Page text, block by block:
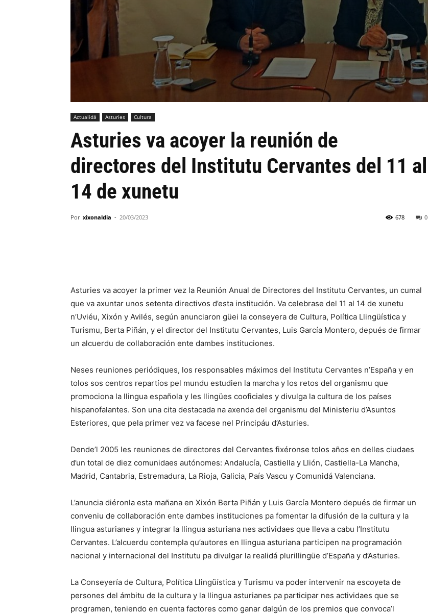
Actualidá Asturies Cultura
Asturies va acoyer la reunión de
directores del Institutu Cervantes del 11 al
14 de xunetu
Por xixonaldia - 20/03/2023 0
678
Asturies va acoyer la primer vez la Reunión Anual de Directores del Institutu Cervantes, un cumal
que va axuntar unos setenta directivos d’esta institución. Va celebrase del 11 al 14 de xunetu
n’Uviéu, Xixón y Avilés, según anunciaron güei la conseyera de Cultura, Política Llingüística y
Turismu, Berta Piñán, y el director del Institutu Cervantes, Luis García Montero, depués de firmar
un alcuerdu de collaboración ente dambes instituciones.
Neses reuniones periódiques, los responsables máximos del Institutu Cervantes n’España y en
tolos sos centros repartíos pel mundu estudien la marcha y los retos del organismu que
promociona la llingua española y les llingües cooficiales y divulga la cultura de los países
hispanofalantes. Son una cita destacada na axenda del organismu del Ministeriu d’Asuntos
Esteriores, que pela primer vez va facese nel Principáu d’Asturies.
Dende’l 2005 les reuniones de directores del Cervantes fixéronse tolos años en delles ciudaes
d’un total de diez comunidaes autónomes: Andalucía, Castiella y Llión, Castiella-La Mancha,
Madrid, Cantabria, Estremadura, La Rioja, Galicia, País Vascu y Comunidá Valenciana.
L’anuncia diéronla esta mañana en Xixón Berta Piñán y Luis García Montero depués de firmar un
conveniu de collaboración ente dambes instituciones pa fomentar la difusión de la cultura y la
llingua asturianes y integrar la llingua asturiana nes actividaes que lleva a cabu l’Institutu
Cervantes. L’alcuerdu contempla qu’autores en llingua asturiana participen na programación
nacional y internacional del Institutu pa divulgar la realidá plurillingüe d’España y d’Asturies.
La Conseyería de Cultura, Política Llingüística y Turismu va poder intervenir na escoyeta de
persones del ámbitu de la cultura y la llingua asturianes pa participar nes actividaes que se
programen, teniendo en cuenta factores como ganar dalgún de los premios que convoca’l